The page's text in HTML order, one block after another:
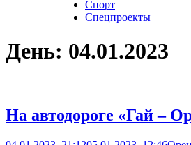
Спорт
Спецпроекты
День: 04.01.2023
На автодороге «Гай –